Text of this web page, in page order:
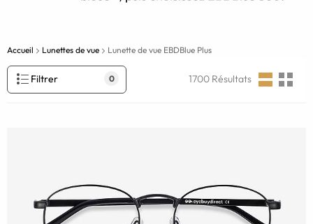
Accueil Lunettes de vue Lunette de vue EBDBlue Plus
Filtrer 0 1700 Résultats